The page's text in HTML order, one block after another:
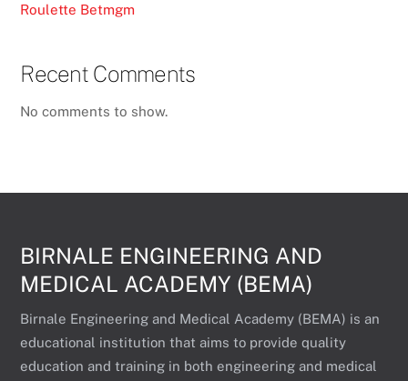
Roulette Betmgm
Recent Comments
No comments to show.
BIRNALE ENGINEERING AND
MEDICAL ACADEMY (BEMA)
Birnale Engineering and Medical Academy (BEMA) is an
educational institution that aims to provide quality
education and training in both engineering and medical